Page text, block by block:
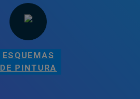
ESQUEMAS
DE PINTURA